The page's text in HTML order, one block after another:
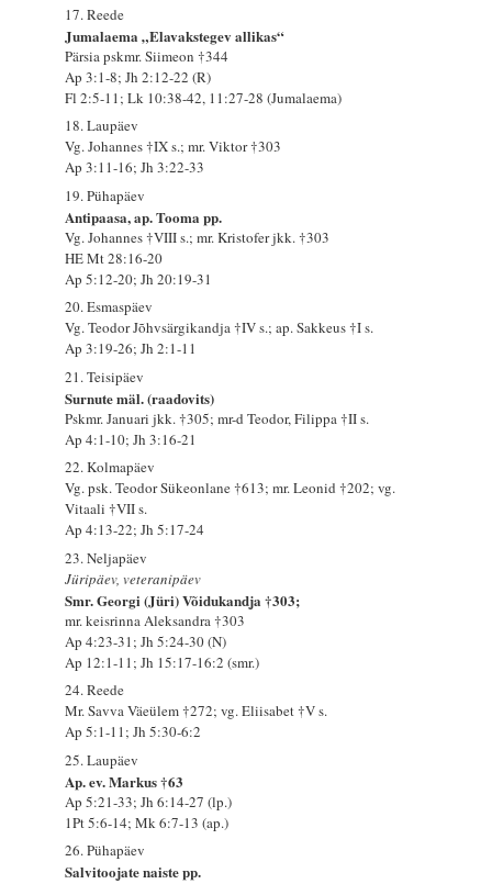
17. Reede
Jumalaema „Elavakstegev allikas“
Pärsia pskmr. Siimeon †344
Ap 3:1-8; Jh 2:12-22 (R)
Fl 2:5-11; Lk 10:38-42, 11:27-28 (Jumalaema)
18. Laupäev
Vg. Johannes †IX s.; mr. Viktor †303
Ap 3:11-16; Jh 3:22-33
19. Pühapäev
Antipaasa, ap. Tooma pp.
Vg. Johannes †VIII s.; mr. Kristofer jkk. †303
HE Mt 28:16-20
Ap 5:12-20; Jh 20:19-31
20. Esmaspäev
Vg. Teodor Jõhvsärgikandja †IV s.; ap. Sakkeus †I s.
Ap 3:19-26; Jh 2:1-11
21. Teisipäev
Surnute mäl. (raadovits)
Pskmr. Januari jkk. †305; mr-d Teodor, Filippa †II s.
Ap 4:1-10; Jh 3:16-21
22. Kolmapäev
Vg. psk. Teodor Sükeonlane †613; mr. Leonid †202; vg.
Vitaali †VII s.
Ap 4:13-22; Jh 5:17-24
23. Neljapäev
Jüripäev, veteranipäev
Smr. Georgi (Jüri) Võidukandja †303;
mr. keisrinna Aleksandra †303
Ap 4:23-31; Jh 5:24-30 (N)
Ap 12:1-11; Jh 15:17-16:2 (smr.)
24. Reede
Mr. Savva Väeülem †272; vg. Eliisabet †V s.
Ap 5:1-11; Jh 5:30-6:2
25. Laupäev
Ap. ev. Markus †63
Ap 5:21-33; Jh 6:14-27 (lp.)
1Pt 5:6-14; Mk 6:7-13 (ap.)
26. Pühapäev
Salvitoojate naiste pp.